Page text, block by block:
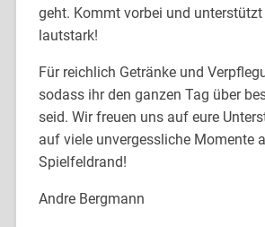
geht. Kommt vorbei und unterstützt
lautstark!
Für reichlich Getränke und
sodass ihr den ganzen Tag über
seid. Wir freuen uns auf eure
auf viele unvergessliche Momente
Spielfeldrand!
Andre Bergmann